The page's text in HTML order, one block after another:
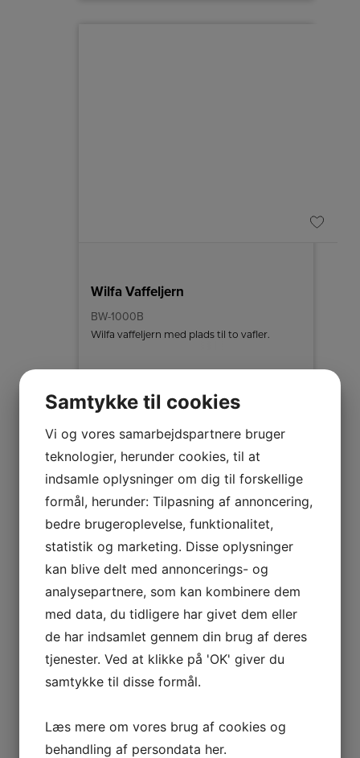
Wilfa Vaffeljern
BW-1000B
Wilfa vaffeljern med plads til to vafler.
Effekt
Antal vafler
479,-
LÆG I KURV
Samtykke til cookies
Vi og vores samarbejdspartnere bruger
teknologier, herunder cookies, til at
indsamle oplysninger om dig til forskellige
formål, herunder: Tilpasning af annoncering,
bedre brugeroplevelse, funktionalitet,
statistik og marketing. Disse oplysninger
kan blive delt med annoncerings- og
analysepartnere, som kan kombinere dem
med data, du tidligere har givet dem eller
de har indsamlet gennem din brug af deres
tjenester. Ved at klikke på 'OK' giver du
samtykke til disse formål.
Læs mere om vores brug af cookies og
behandling af persondata her.